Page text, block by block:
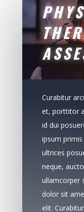
Curabitur
et, porttitor
id dui
ipsum
ultrices
neque,
ullamcorper
dolor sit
elit.